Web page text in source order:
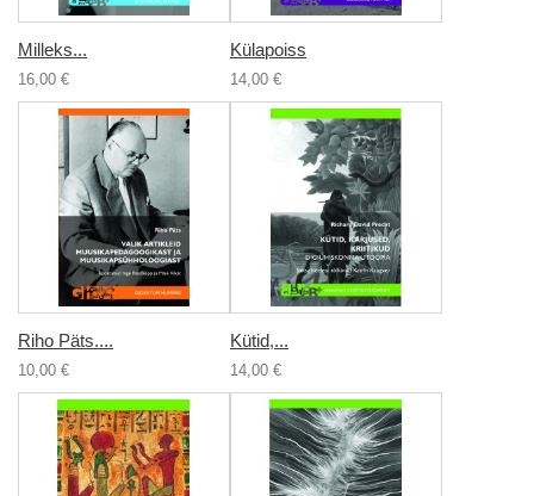
Milleks...
16,00 €
Külapoiss
14,00 €
Riho Päts....
10,00 €
Kütid,...
14,00 €